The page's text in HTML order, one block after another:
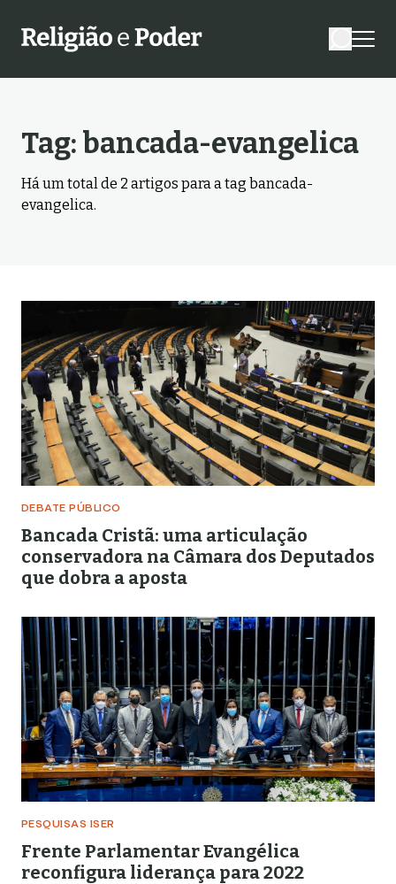
Tag: bancada-evangelica
Há um total de 2 artigos para a tag bancada-
evangelica.
DEBATE PÚBLICO
Bancada Cristã: uma articulação
conservadora na Câmara dos Deputados
que dobra a aposta
PESQUISAS ISER
Frente Parlamentar Evangélica
reconfigura liderança para 2022